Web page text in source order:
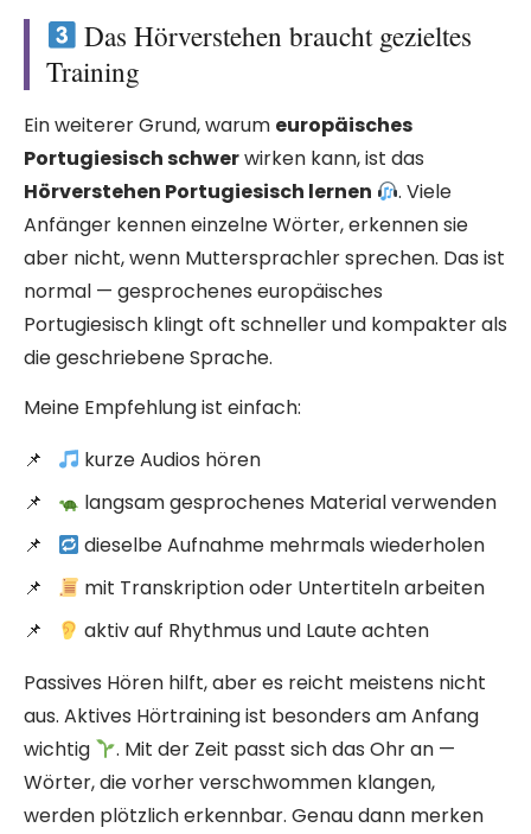
Das Hörverstehen braucht gezieltes
Training
Ein weiterer Grund, warum europäisches
Portugiesisch schwerwirken kann, ist das
Hörverstehen Portugiesisch lernen
. Viele
Anfänger kennen einzelne Wörter, erkennen sie
aber nicht, wenn Muttersprachler sprechen. Das ist
normal — gesprochenes europäisches
Portugiesisch klingt oft schneller und kompakter als
die geschriebene Sprache.
Meine Empfehlung ist einfach:
kurze Audios hören
langsam gesprochenes Material verwenden
dieselbe Aufnahme mehrmals wiederholen
mit Transkription oder Untertiteln arbeiten
aktiv auf Rhythmus und Laute achten
Passives Hören hilft, aber es reicht meistens nicht
aus. Aktives Hörtraining ist besonders am Anfang
wichtig
. Mit der Zeit passt sich das Ohr an —
Wörter, die vorher verschwommen klangen,
werden plötzlich erkennbar. Genau dann merken